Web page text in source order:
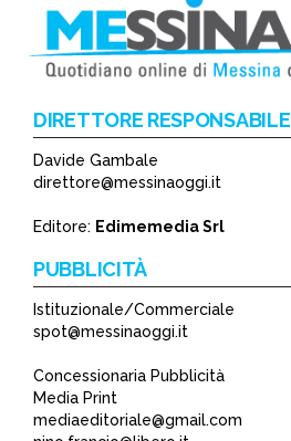
DIRETTORE RESPONSABILE
Davide Gambale
direttore@messinaoggi.it
Editore: Edimemedia Srl
PUBBLICITÀ
Istituzionale/Commerciale
spot@messinaoggi.it
Concessionaria Pubblicità
Media Print
mediaeditoriale@gmail.com